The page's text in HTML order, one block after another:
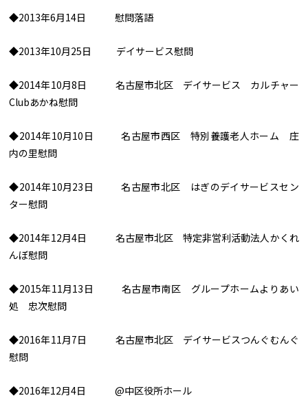
◆2013年6月14日 慰問落語
◆2013年10月25日 デイサービス慰問
◆2014年10月8日 名古屋市北区 デイサービス カルチャー
Clubあかね慰問
◆2014年10月10日 名古屋市西区 特別養護老人ホーム 庄
内の里慰問
◆2014年10月23日 名古屋市北区 はぎのデイサービスセン
ター慰問
◆2014年12月4日 名古屋市北区 特定非営利活動法人かくれ
んぼ慰問
◆2015年11月13日 名古屋市南区 グループホームよりあい
処 忠次慰問
◆2016年11月7日 名古屋市北区 デイサービスつんぐむんぐ
慰問
◆2016年12月4日 @中区役所ホール